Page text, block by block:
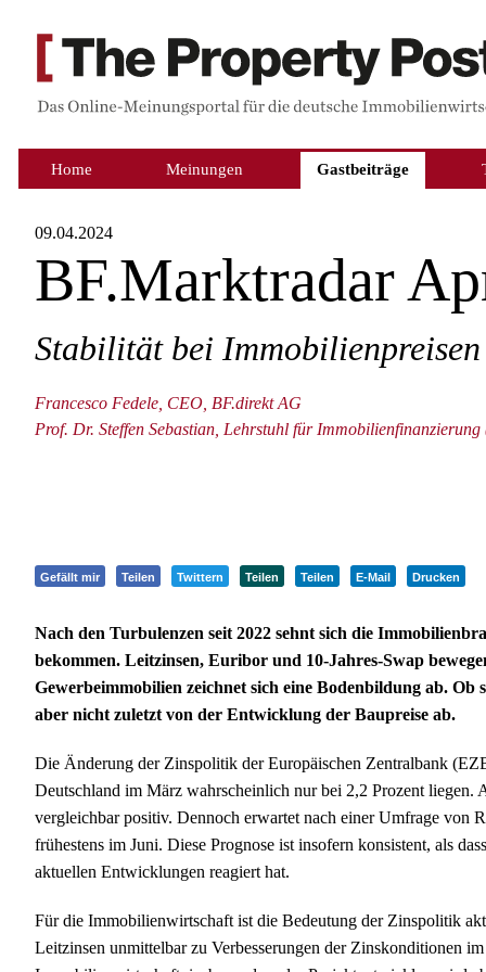
Home Meinungen Gastbeiträge
09.04.2024
BF.Marktradar
Stabilität bei
Francesco Fedele, CEO, BF.direkt AG
Prof. Dr. Steffen Sebastian, Lehrstuhl für
Gefällt mir Teilen Twittern Teilen Teilen E-Mail Drucken
Nach den Turbulenzen seit 2022 sehnt sich die
bekommen. Leitzinsen, Euribor und 10-Jahres-Swap
Gewerbeimmobilien zeichnet sich eine Bodenbildung ab.
aber nicht zuletzt von der Entwicklung der Baupreise ab.
Die Änderung der Zinspolitik der Europäischen Zentralbank
Deutschland im März wahrscheinlich nur bei 2,2 Prozent liegen.
vergleichbar positiv. Dennoch erwartet nach einer Umfrage von
frühestens im Juni. Diese Prognose ist insofern konsistent, als
aktuellen Entwicklungen reagiert hat.
Für die Immobilienwirtschaft ist die Bedeutung der Zinspolitik
Leitzinsen unmittelbar zu Verbesserungen der Zinskonditionen